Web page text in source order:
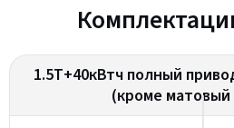
1.5T+40кВтч полный
(кроме